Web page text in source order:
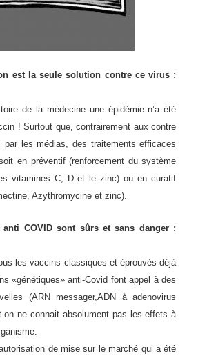
est la seule solution contre ce virus :
de la médecine une épidémie n’a été
! Surtout que, contrairement aux contre
par les médias, des traitements efficaces
en préventif (renforcement du système
vitamines C, D et le zinc) ou en curatif
Azythromycine et zinc).
COVID sont sûrs et sans danger :
les vaccins classiques et éprouvés déjà
«génétiques» anti-Covid font appel à des
(ARN messager,ADN à adenovirus
on ne connait absolument pas les effets à
de mise sur le marché qui a été